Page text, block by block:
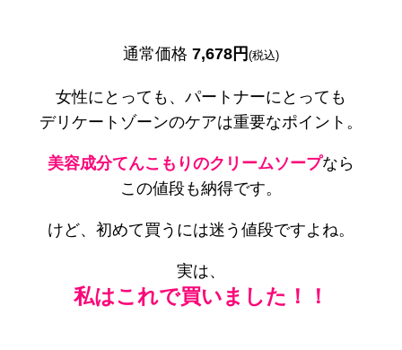
通常価格 7,678円 (税込)
女性にとっても、パートナーにとっても
デリケートゾーンのケアは重要なポイント。
美容成分てんこもりのクリームソープなら
この値段も納得です。
けど、初めて買うには迷う値段ですよね。
実は、
私はこれで買いました！！